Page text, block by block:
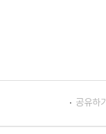
공유하기